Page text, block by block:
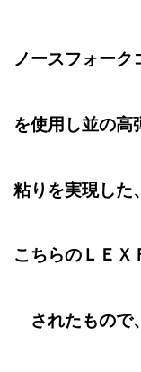
ノースフォーク
を使用し並の高
粘りを実現した
こちらのＬＥＸ
されたもので